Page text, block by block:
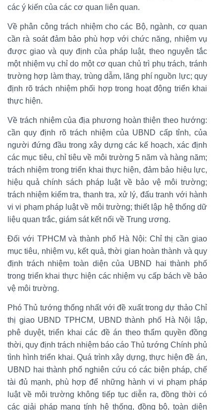
các ý kiến của các cơ quan liên quan.
Về phân công trách nhiệm cho các Bộ, ngành, cơ quan
cần rà soát đảm bảo phù hợp với chức năng, nhiệm vụ
được giao và quy định của pháp luật, theo nguyên tắc
một nhiệm vụ chỉ do một cơ quan chủ trì phụ trách, tránh
trường hợp làm thay, trùng dẫm, lãng phí nguồn lực; quy
định rõ trách nhiệm phối hợp trong hoạt động triển khai
thực hiện.
Về trách nhiệm của địa phương hoàn thiện theo hướng:
cần quy định rõ trách nhiệm của UBND cấp tỉnh, của
người đứng đầu trong xây dựng các kế hoạch, xác định
các mục tiêu, chỉ tiêu về môi trường 5 năm và hàng năm;
trách nhiệm trong triển khai thực hiện, đảm bảo hiệu lực,
hiệu quả chính sách pháp luật về bảo vệ môi trường;
trách nhiệm kiểm tra, thanh tra, xử lý, đấu tranh với hành
vi vi phạm pháp luật về môi trường; thiết lập hệ thống dữ
liệu quan trắc, giám sát kết nối về Trung ương.
Đối với TPHCM và thành phố Hà Nội: Chỉ thị cần giao
mục tiêu, nhiệm vụ, kết quả, thời gian hoàn thành và quy
định trách nhiệm toàn diện của UBND hai thành phố
trong triển khai thực hiện các nhiệm vụ cấp bách về bảo
vệ môi trường.
Phó Thủ tướng thống nhất với đề xuất trong dự thảo Chỉ
thị giao UBND TPHCM, UBND thành phố Hà Nội lập,
phê duyệt, triển khai các đề án theo thẩm quyền đồng
thời, quy định trách nhiệm báo cáo Thủ tướng Chính phủ
tình hình triển khai. Quá trình xây dựng, thực hiện đề án,
UBND hai thành phố nghiên cứu có các biện pháp, chế
tài đủ mạnh, phù hợp để những hành vi vi phạm pháp
luật về môi trường không tiếp tục diễn ra, đồng thời có
các giải pháp mang tính hệ thống, đồng bộ, toàn diện